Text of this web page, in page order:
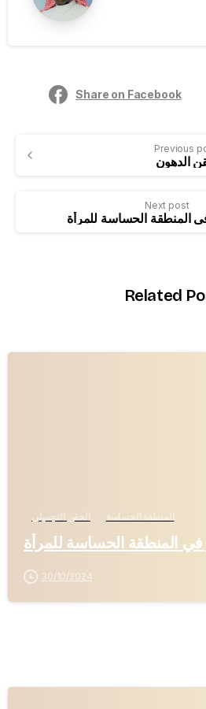
Share on Facebook
Previous
الدهون
Next post
المنطقة الحساسة للمرأة
Related
الحقن التجميلي المنطقة الحساسة
في المنطقة الحساسة للمرأة
30/10/2024